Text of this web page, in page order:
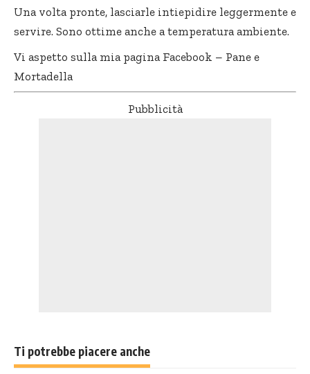
Una volta pronte, lasciarle intiepidire leggermente e
servire. Sono ottime anche a temperatura ambiente.
Vi aspetto sulla mia pagina Facebook – Pane e
Mortadella
Pubblicità
Ti potrebbe piacere anche